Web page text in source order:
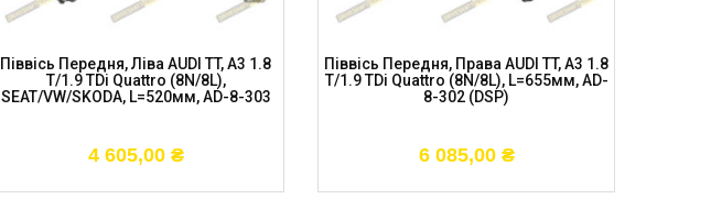
Піввісь Передня, Ліва AUDI TT, A3 1.8
T/1.9 TDi Quattro (8N/8L),
SEAT/VW/SKODA, L=520мм, AD-8-303
4 605,00 ₴
Піввісь Передня, Права AUDI TT, A3 1.8
T/1.9 TDi Quattro (8N/8L), L=655мм, AD-
8-302 (DSP)
6 085,00 ₴